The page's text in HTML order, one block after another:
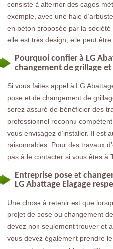
consiste à alterner des cages
exemple, avec une haie
en béton proposée par la société
elle est très design, elle peut
Pourquoi confier à LG
changement de grillage
Si vous faites appel à LG
pose et de changement de
serez assuré de bénéficier des
professionnel reconnu
vous envisagez d’installer. Il est
raisonnables. Pour des travaux
pas à le contacter si vous êtes à
Entreprise pose et
LG Abattage Elagage
Une chose à retenir est que
projet de pose ou changement
devez non seulement trouver et
vous devez également prendre